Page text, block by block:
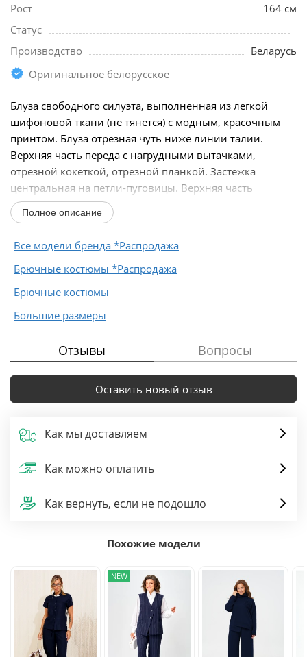
Рост
164 см
Статус
Производство
Беларусь
Оригинальное белорусское
Блуза свободного силуэта, выполненная из легкой
шифоновой ткани (не тянется) с модным, красочным
принтом. Блуза отрезная чуть ниже линии талии.
Верхняя часть переда с нагрудными вытачками,
отрезной кокеткой, отрезной планкой. Застежка
центральная на петли-пуговицы. Верхняя часть
спинки...
Полное описание
Все модели бренда *Распродажа
Брючные костюмы *Распродажа
Брючные костюмы
Большие размеры
Отзывы Вопросы
Оставить новый отзыв
Как мы доставляем
Как можно оплатить
Как вернуть, если не подошло
Похожие модели
NEW